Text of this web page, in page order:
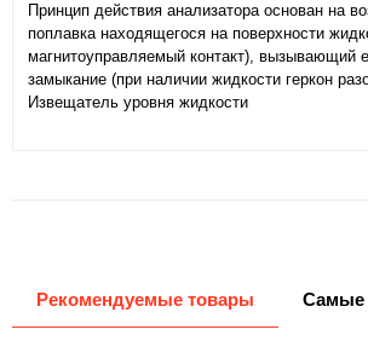
Принцип действия анализатора основан на
поплавка находящегося на поверхности
магнитоуправляемый контакт), вызывающий
замыкание (при наличии жидкости геркон
Извещатель уровня жидкости
Рекомендуемые товары Самые